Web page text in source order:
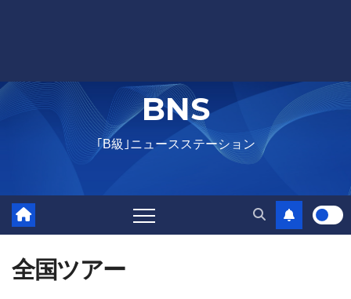
BNS
｢B級｣ニュースステーション
全国ツアー